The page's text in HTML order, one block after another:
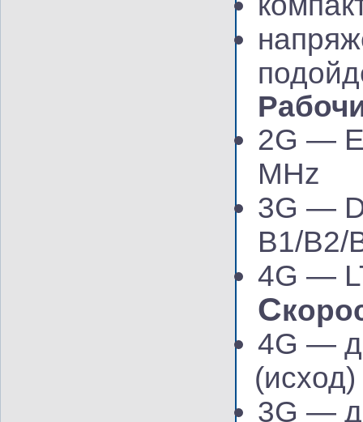
2G —
MHz
3G —
B1/B2/
4G —
С
4G —
(исход)
3G —